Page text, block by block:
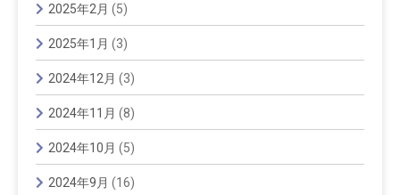
2025年2月 (5)
2025年1月 (3)
2024年12月 (3)
2024年11月 (8)
2024年10月 (5)
2024年9月 (16)